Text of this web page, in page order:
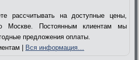
рассчитывать на доступные цены,
Москве. Постоянным клиентам мы
предложения оплаты.
| Вся информация…